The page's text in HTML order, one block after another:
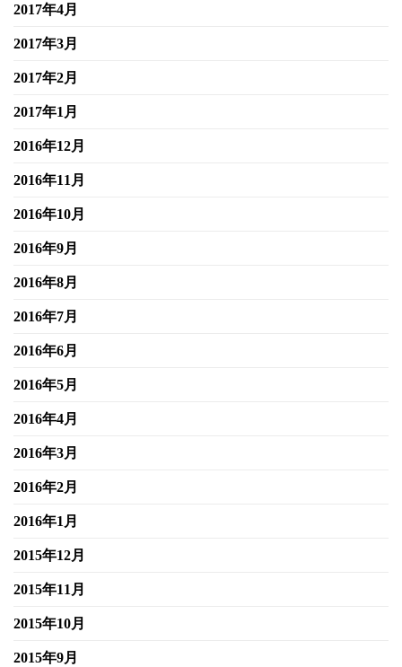
2017年4月
2017年3月
2017年2月
2017年1月
2016年12月
2016年11月
2016年10月
2016年9月
2016年8月
2016年7月
2016年6月
2016年5月
2016年4月
2016年3月
2016年2月
2016年1月
2015年12月
2015年11月
2015年10月
2015年9月